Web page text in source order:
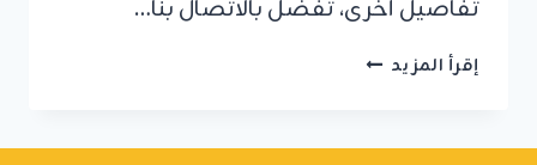
تفاصيل أخرى، تفضل بالاتصال بنا…
إقرأ المزيد تركيب
الرياض